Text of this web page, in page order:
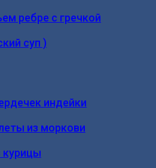
ребре с гречкой
суп )
индейки
из моркови
курицы